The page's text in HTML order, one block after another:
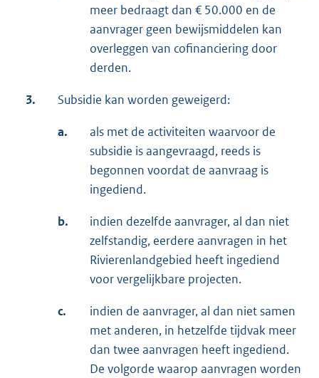
meer bedraagt dan € 50.000 en de
aanvrager geen bewijsmiddelen kan
overleggen van cofinanciering door
derden.
3. Subsidie kan worden geweigerd:
a.
als met de activiteiten waarvoor de
subsidie is aangevraagd, reeds is
begonnen voordat de aanvraag is
ingediend.
b.
indien dezelfde aanvrager, al dan niet
zelfstandig, eerdere aanvragen in het
Rivierenlandgebied heeft ingediend
voor vergelijkbare projecten.
c.
indien de aanvrager, al dan niet samen
met anderen, in hetzelfde tijdvak meer
dan twee aanvragen heeft ingediend.
De volgorde waarop aanvragen worden